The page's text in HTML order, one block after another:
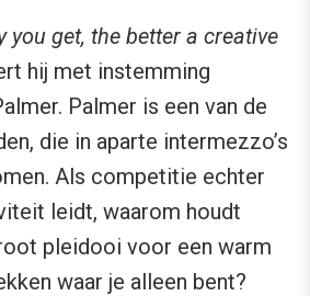
you get, the better a creative
hij met instemming
Palmer is een van de
die in aparte intermezzo’s
Als competitie echter
leidt, waarom houdt
pleidooi voor een warm
waar je alleen bent?